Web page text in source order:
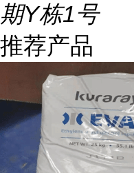
期Y栋1号
推荐产品